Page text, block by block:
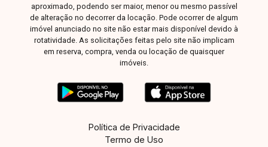
aproximado, podendo ser maior, menor ou mesmo passível
de alteração no decorrer da locação. Pode ocorrer de algum
imóvel anunciado no site não estar mais disponível devido à
rotatividade. As solicitações feitas pelo site não implicam
em reserva, compra, venda ou locação de quaisquer
imóveis.
Política de Privacidade
Termo de Uso